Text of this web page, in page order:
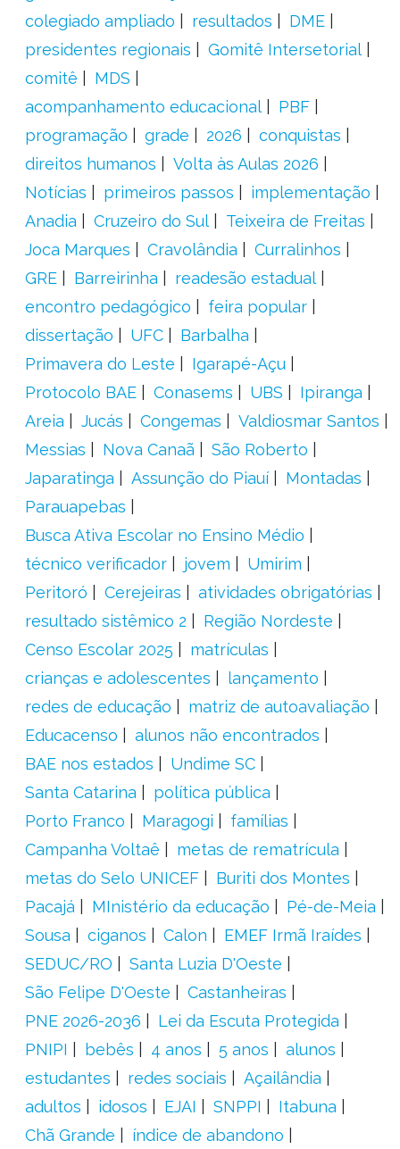
colegiado ampliado
resultados
DME
presidentes regionais
Gomitê Intersetorial
comitê
MDS
acompanhamento educacional
PBF
programação
grade 2026
conquistas
direitos humanos
Volta às Aulas 2026
Notícias
primeiros passos
implementação
Anadia
Cruzeiro do Sul
Teixeira de Freitas
Joca Marques
Cravolândia
Curralinhos
GRE
Barreirinha
readesão estadual
encontro pedagógico
feira popular
dissertação
UFC
Barbalha
Primavera do Leste
Igarapé-Açu
Protocolo BAE
Conasems UBS
Ipiranga
Areia
Jucás Congemas
Valdiosmar Santos
Messias
Nova Canaã
São Roberto
Japaratinga
Assunção do Piauí
Montadas
Parauapebas
Busca Ativa Escolar no Ensino Médio
técnico verificador
jovem
Umirim
Peritoró
Cerejeiras
atividades obrigatórias
resultado sistêmico 2
Região Nordeste
Censo Escolar 2025
matrículas
crianças e adolescentes
lançamento
redes de educação
matriz de autoavaliação
Educacenso
alunos não encontrados
BAE nos estados
Undime SC
Santa Catarina
política pública
Porto Franco
Maragogi
famílias
Campanha Voltaê
metas de rematrícula
metas do Selo UNICEF
Buriti dos Montes
Pacajá
MInistério da educação
Pé-de-Meia
Sousa
ciganos Calon
EMEF Irmã Iraídes
SEDUC/RO
Santa Luzia D'Oeste
São Felipe D'Oeste
Castanheiras
PNE 2026-2036
Lei da Escuta Protegida
PNIPI
bebês 4 anos 5 anos
alunos
estudantes
redes sociais
Açailândia
adultos
idosos EJAI SNPPI
Itabuna
Chã Grande
índice de abandono